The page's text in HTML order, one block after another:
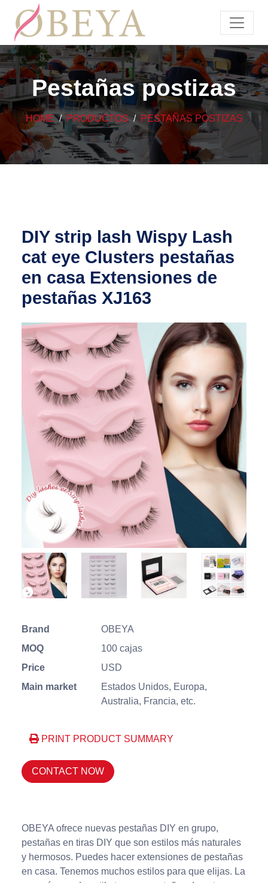
Pestañas postizas
HOME PRODUCTOS PESTAÑAS POSTIZAS
DIY strip lash Wispy Lash
cat eye Clusters pestañas
en casa Extensiones de
pestañas XJ163
Brand
OBEYA
MOQ
100 cajas
Price
USD
Main market
Estados Unidos, Europa,
Australia, Francia, etc.
PRINT PRODUCT SUMMARY
CONTACT NOW
OBEYA ofrece nuevas pestañas DIY en grupo,
pestañas en tiras DIY que son estilos más naturales
y hermosos. Puedes hacer extensiones de pestañas
en casa. Tenemos muchos estilos para que elijas. La